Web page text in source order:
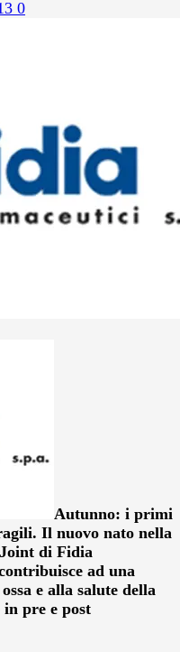
0
Autunno: i primi
Il nuovo nato nella
di Fidia
ad una
e alla salute della
pre e post